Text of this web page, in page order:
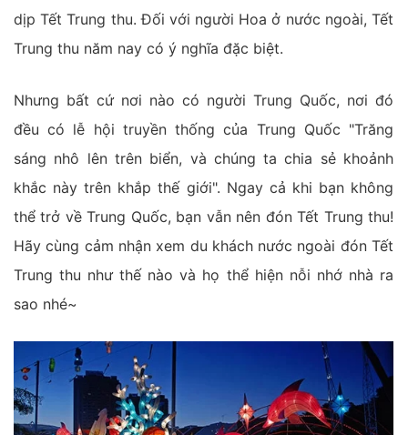
dịp Tết Trung thu. Đối với người Hoa ở nước ngoài, Tết
Trung thu năm nay có ý nghĩa đặc biệt.
Nhưng bất cứ nơi nào có người Trung Quốc, nơi đó
đều có lễ hội truyền thống của Trung Quốc "Trăng
sáng nhô lên trên biển, và chúng ta chia sẻ khoảnh
khắc này trên khắp thế giới". Ngay cả khi bạn không
thể trở về Trung Quốc, bạn vẫn nên đón Tết Trung thu!
Hãy cùng cảm nhận xem du khách nước ngoài đón Tết
Trung thu như thế nào và họ thể hiện nỗi nhớ nhà ra
sao nhé~